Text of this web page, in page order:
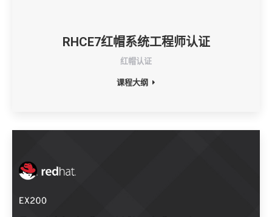
RHCE7红帽系统工程师认证
红帽认证
课程大纲